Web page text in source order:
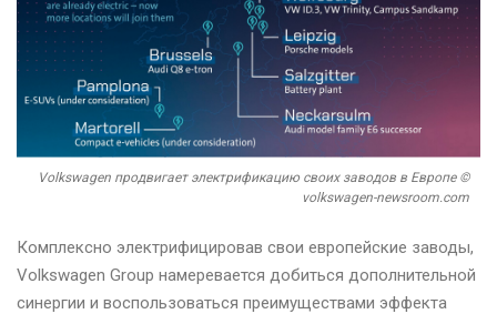
Volkswagen продвигает электрификацию своих заводов в Европе ©
volkswagen-newsroom.com
Комплексно электрифицировав свои европейские заводы,
Volkswagen Group намеревается добиться дополнительной
синергии и воспользоваться преимуществами эффекта